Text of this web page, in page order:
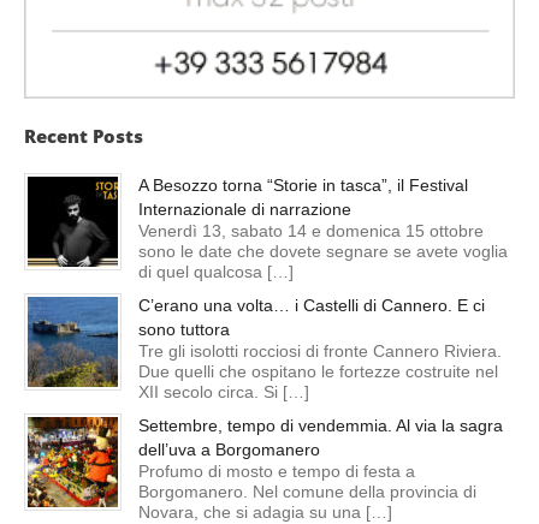
Recent Posts
A Besozzo torna “Storie in tasca”, il Festival
Internazionale di narrazione
Venerdì 13, sabato 14 e domenica 15 ottobre
sono le date che dovete segnare se avete voglia
di quel qualcosa […]
C’erano una volta… i Castelli di Cannero. E ci
sono tuttora
Tre gli isolotti rocciosi di fronte Cannero Riviera.
Due quelli che ospitano le fortezze costruite nel
XII secolo circa. Si […]
Settembre, tempo di vendemmia. Al via la sagra
dell’uva a Borgomanero
Profumo di mosto e tempo di festa a
Borgomanero. Nel comune della provincia di
Novara, che si adagia su una […]